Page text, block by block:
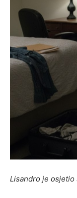
Lisandro je osjetio